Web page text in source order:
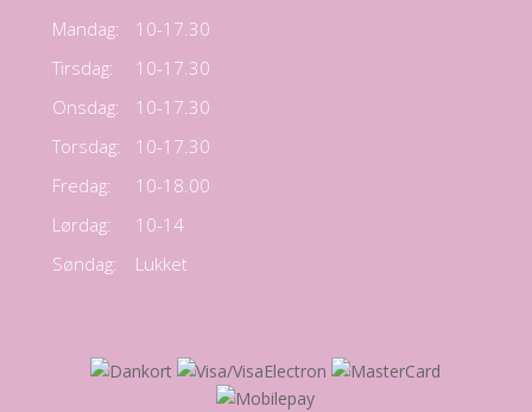
Mandag:
10-17.30
Tirsdag:
10-17.30
Onsdag:
10-17.30
Torsdag:
10-17.30
Fredag:
10-18.00
Lørdag:
10-14
Søndag:
Lukket